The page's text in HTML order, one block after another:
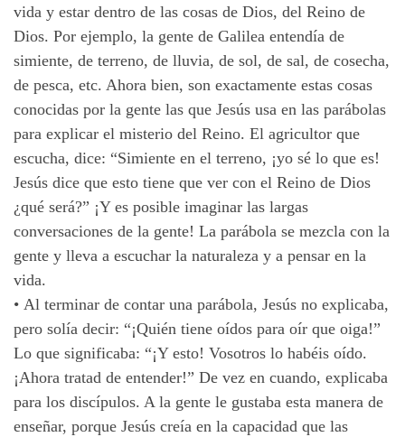
vida y estar dentro de las cosas de Dios, del Reino de
Dios. Por ejemplo, la gente de Galilea entendía de
simiente, de terreno, de lluvia, de sol, de sal, de cosecha,
de pesca, etc. Ahora bien, son exactamente estas cosas
conocidas por la gente las que Jesús usa en las parábolas
para explicar el misterio del Reino. El agricultor que
escucha, dice: “Simiente en el terreno, ¡yo sé lo que es!
Jesús dice que esto tiene que ver con el Reino de Dios
¿qué será?” ¡Y es posible imaginar las largas
conversaciones de la gente! La parábola se mezcla con la
gente y lleva a escuchar la naturaleza y a pensar en la
vida.
• Al terminar de contar una parábola, Jesús no explicaba,
pero solía decir: “¡Quién tiene oídos para oír que oiga!”
Lo que significaba: “¡Y esto! Vosotros lo habéis oído.
¡Ahora tratad de entender!” De vez en cuando, explicaba
para los discípulos. A la gente le gustaba esta manera de
enseñar, porque Jesús creía en la capacidad que las